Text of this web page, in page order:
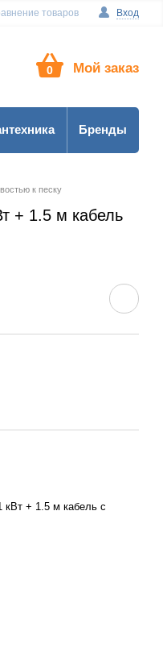
Вход
товаров
0 Мой заказ
Бренды
к песку
+ 1.5 м кабель
кВт + 1.5 м кабель с